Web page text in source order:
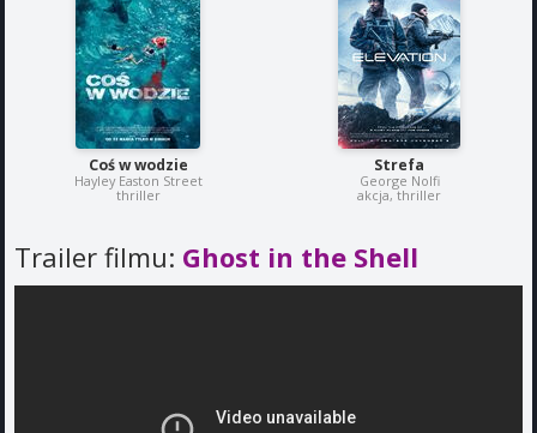
Coś w wodzie
Hayley Easton Street
thriller
Strefa
George Nolfi
akcja, thriller
Trailer filmu: Ghost in the Shell